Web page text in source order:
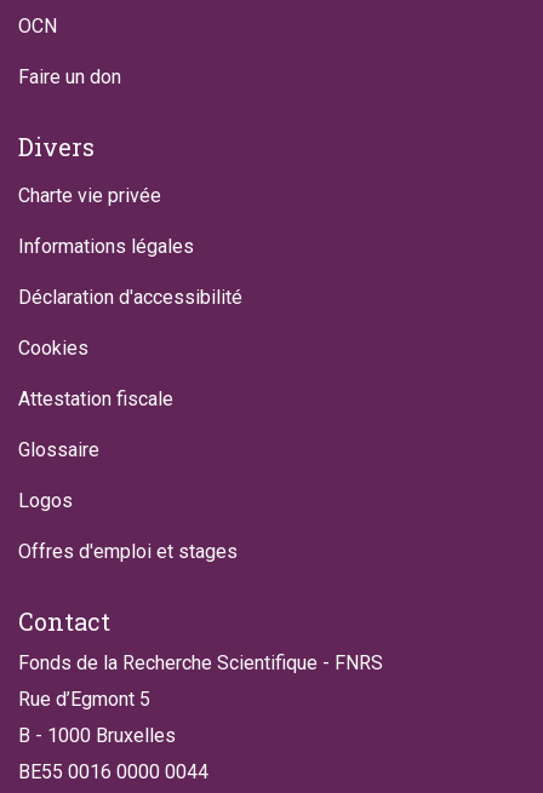
OCN
Faire un don
Divers
Charte vie privée
Informations légales
Déclaration d'accessibilité
Cookies
Attestation fiscale
Glossaire
Logos
Offres d'emploi et stages
Contact
Fonds de la Recherche Scientifique - FNRS
Rue d’Egmont 5
B - 1000 Bruxelles
BE55 0016 0000 0044